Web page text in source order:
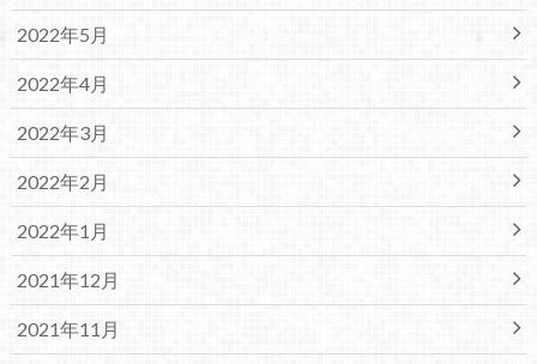
2022年5月
2022年4月
2022年3月
2022年2月
2022年1月
2021年12月
2021年11月